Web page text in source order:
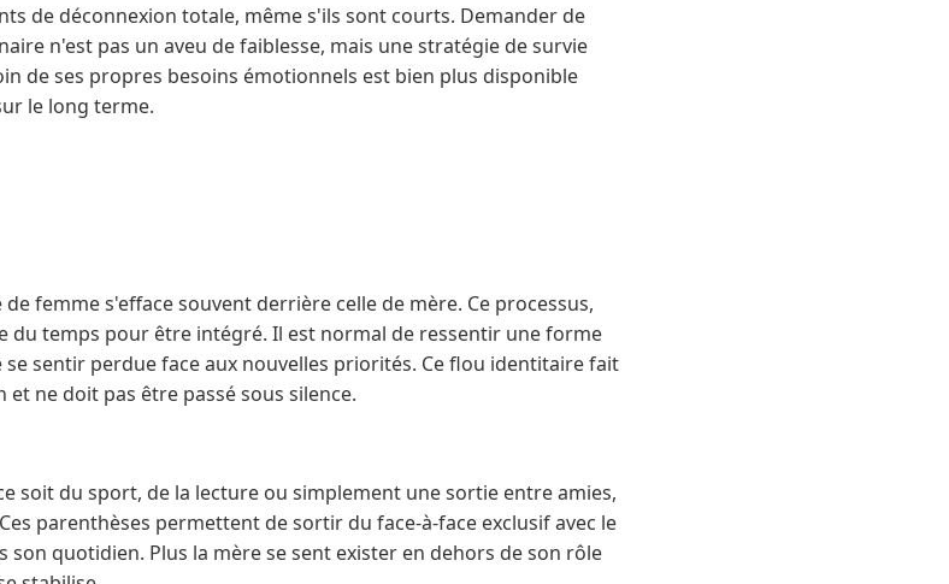
de déconnexion totale, même s'ils sont courts. Demander de
n'est pas un aveu de faiblesse, mais une stratégie de survie
de ses propres besoins émotionnels est bien plus disponible
le long terme.
femme s'efface souvent derrière celle de mère. Ce processus,
du temps pour être intégré. Il est normal de ressentir une forme
sentir perdue face aux nouvelles priorités. Ce flou identitaire fait
ne doit pas être passé sous silence.
soit du sport, de la lecture ou simplement une sortie entre amies,
parenthèses permettent de sortir du face-à-face exclusif avec le
son quotidien. Plus la mère se sent exister en dehors de son rôle